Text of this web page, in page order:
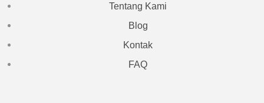
Tentang Kami
Blog
Kontak
FAQ